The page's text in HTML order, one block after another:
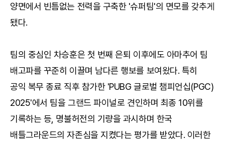
양면에서 빈틈없는 전력을 구축한 '슈퍼팀'의 면모를 갖추게
됐다.
팀의 중심인 차승훈은 첫 번째 은퇴 이후에도 아마추어 팀
배고파를 꾸준히 이끌며 남다른 행보를 보여왔다. 특히
공익 복무 종료 직후 참가한 'PUBG 글로벌 챔피언십(PGC)
2025'에서 팀을 그랜드 파이널로 견인하며 최종 10위를
기록하는 등, 명불허전의 기량을 과시하며 한국
배틀그라운드의 자존심을 지켰다는 평가를 받았다. 이러한